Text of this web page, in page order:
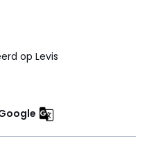
op Levis